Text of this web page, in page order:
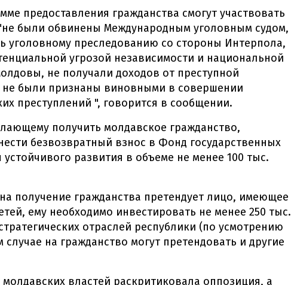
предоставления гражданства смогут участвовать
были обвинены Международным уголовным судом,
уголовному преследованию со стороны Интерпола,
угрозой независимости и национальной
не получали доходов от преступной
не были признаны виновными в совершении
преступлений ", говорится в сообщении.
получить молдавское гражданство,
безвозвратный взнос в Фонд государственных
устойчивого развития в объеме не менее 100 тыс.
получение гражданства претендует лицо, имеющее
ему необходимо инвестировать не менее 250 тыс.
отраслей республики (по усмотрению
случае на гражданство могут претендовать и другие
властей раскритиковала оппозиция, а